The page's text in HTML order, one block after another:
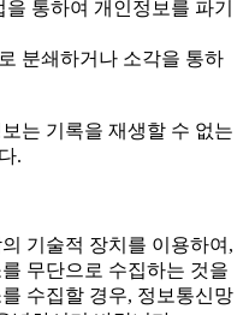
통하여 개인정보를 파기
분쇄하거나 소각을 통하
는 기록을 재생할 수 없는
.
기술적 장치를 이용하여,
무단으로 수집하는 것을
수집할 경우, 정보통신망